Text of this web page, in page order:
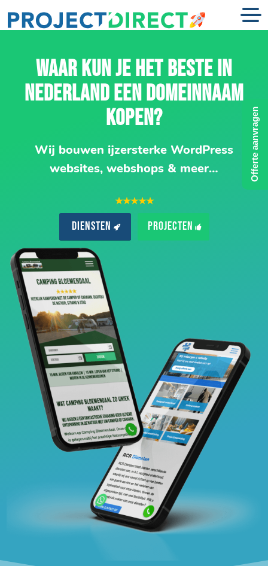
WAAR KUN JE HET BESTE IN
NEDERLAND EEN DOMEINNAAM
KOPEN?
Wij bouwen ijzersterke WordPress
websites, webshops & meer…
★★★★★
Diensten Projecten
Offerte aanvragen